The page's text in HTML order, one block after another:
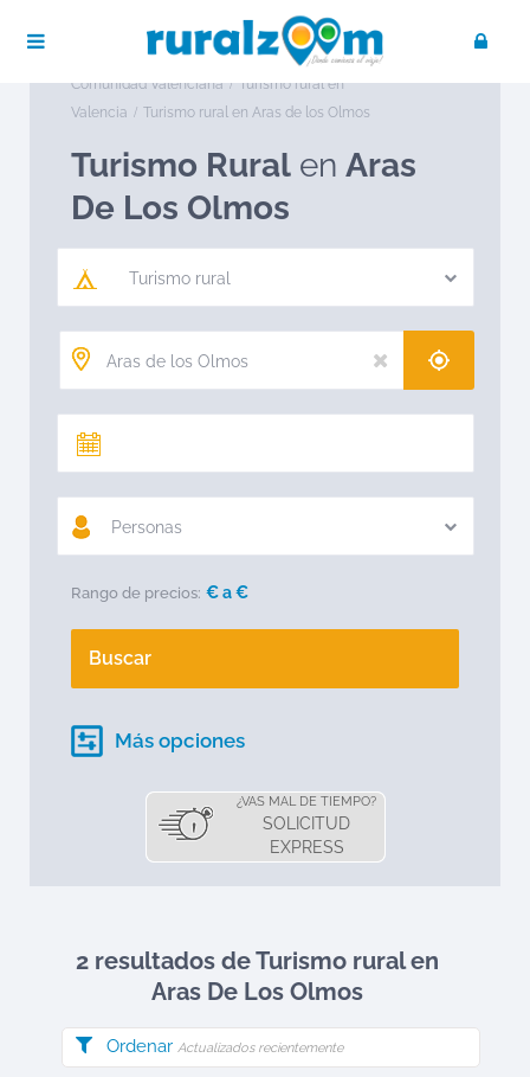
Turismo rural en España
Turismo rural en
Comunidad Valenciana
Turismo rural en
Valencia
Turismo rural en Aras de los Olmos
Turismo Rural en Aras
De Los Olmos
Turismo rural
Personas
Rango de precios: € a€
Buscar
Más opciones
¿VAS MAL DE TIEMPO?
SOLICITUD
EXPRESS
2 resultados de Turismo rural en
Aras De Los Olmos
Ordenar Actualizados recientemente